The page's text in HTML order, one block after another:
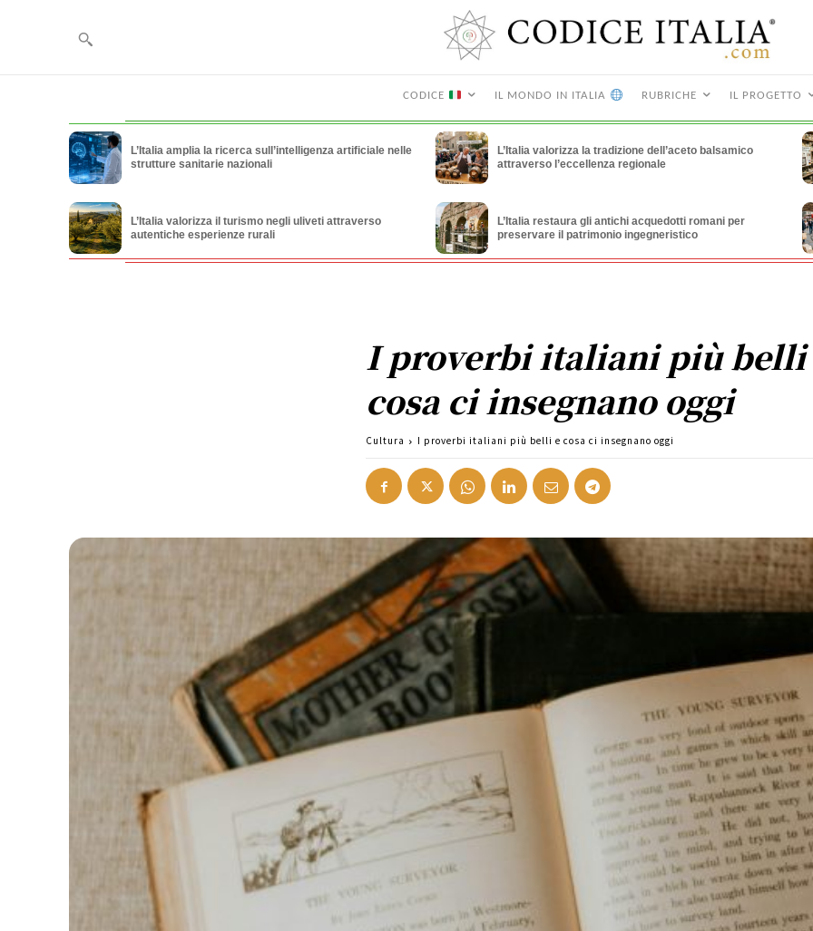
CODICE IL MONDO IN ITALIA RUBRICHE IL PROGETTO
L’Italia amplia la ricerca sull’intelligenza artificiale nelle
strutture sanitarie nazionali
L’Italia valorizza la tradizione dell’aceto balsamico
attraverso l’eccellenza regionale
L’Italia valorizza il turismo negli uliveti attraverso
autentiche esperienze rurali
L’Italia restaura gli antichi acquedotti romani per
preservare il patrimonio ingegneristico
I proverbi italiani più belli
cosa ci insegnano oggi
Cultura I proverbi italiani più belli e cosa ci insegnano oggi